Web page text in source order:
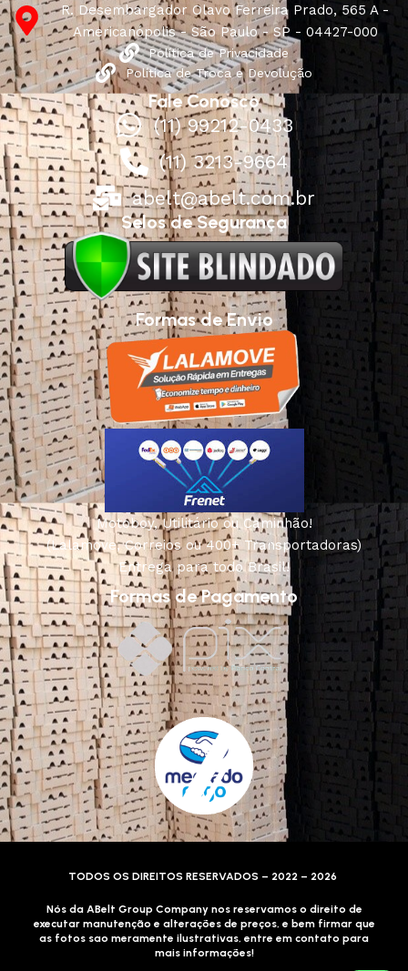
R. Desembargador Olavo Ferreira Prado, 565 A -
Americanópolis - São Paulo - SP - 04427-000
Política de Privacidade
Política de Troca e Devolução
Fale Conosco
(11) 99212-0433
(11) 3213-9664
abelt@abelt.com.br
Selos de Segurança
Formas de Envio
Motoboy, Utilitário ou Caminhão!
(Lalamove, Correios ou 400+ Transportadoras)
Entrega para todo Brasil!
Formas de Pagamento
TODOS OS DIREITOS RESERVADOS – 2022 – 2026
Nós da ABelt Group Company nos reservamos o direito de
executar manutenção e alterações de preços, e bem firmar que
as fotos sao meramente ilustrativas, entre em contato para
mais informações!